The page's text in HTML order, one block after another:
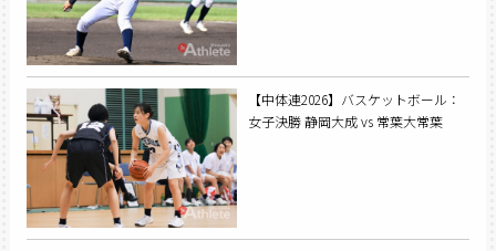
【中体連2026】バスケットボール：
女子決勝 静岡大成 vs 常葉大常葉